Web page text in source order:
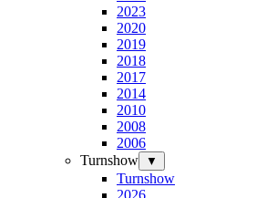
2023
2020
2019
2018
2017
2014
2010
2008
2006
Turnshow
▼
Turnshow
2026